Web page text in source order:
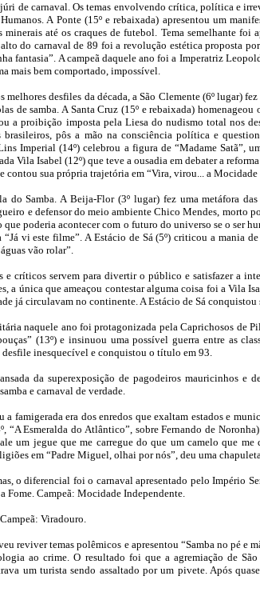
de carnaval. Os temas envolvendo crítica, política e
A Ponte (15ºe rebaixada) apresentou um
até os craques de futebol. Tema semelhante foi
do carnaval de 89 foi a revolução estética proposta
fantasia”. A campeã daquele ano foi a Imperatriz
mais bem comportado, impossível.
desfiles da década, a São Clemente (6º lugar)
de samba. A Santa Cruz (15ºe rebaixada) homenageou
a proibição imposta pela Liesa do nudismo total nos
brasileiros, pôs a mão na consciência política e
Imperial (14º) celebrou a figura de “Madame Satã”,
Isabel (12º) que teve a ousadia em debater a
contou sua própria trajetória em “Vira, virou... a Mocidade
do Samba. A Beija-Flor (3º lugar) fez uma metáfora
e defensor do meio ambiente Chico Mendes, morto
poderia acontecer com o futuro do universo se o ser
vi este filme”. A Estácio de Sá (5º) criticou a mania
vão rolar”.
e críticos servem para divertir o público e satisfazer a
a única que ameaçou contestar alguma coisa foi a Vila
já circulavam no continente. A Estácio de Sá
naquele ano foi protagonizada pela Caprichosos de
(13º) e insinuou uma possível guerra entre as
desfile inesquecível e conquistou o título em 93.
da superexposição de pagodeiros mauricinhos e
e carnaval de verdade.
famigerada era dos enredos que exaltam estados e
“A Esmeralda do Atlântico”, sobre Fernando de
um jegue que me carregue do que um camelo que
em “Padre Miguel, olhai por nós”, deu uma
o diferencial foi o carnaval apresentado pelo Império
Fome. Campeã: Mocidade Independente.
Viradouro.
reviver temas polêmicos e apresentou “Samba no pé e
ao crime. O resultado foi que a agremiação de
um turista sendo assaltado por um pivete. Após